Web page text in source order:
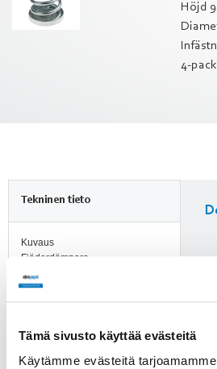
Tämä sivusto käyttää evästeitä
Käytämme evästeitä
Höjd
4-pack
Tekninen tieto
Kuvaus
Fjäderdämpare